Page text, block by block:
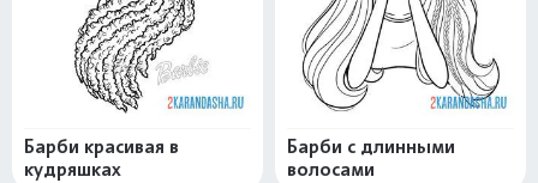
Барби красивая в
кудряшках
Барби с длинными
волосами